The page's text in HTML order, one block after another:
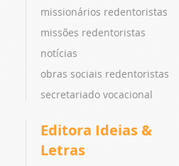
missionários redentoristas
missões redentoristas
notícias
obras sociais redentoristas
secretariado vocacional
Editora Ideias &
Letras